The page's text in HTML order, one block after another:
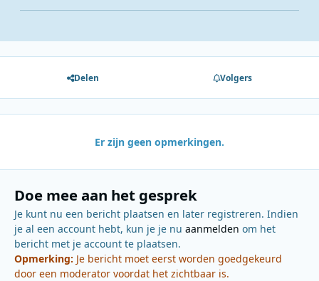
Delen Volgers
Er zijn geen opmerkingen.
Doe mee aan het gesprek
Je kunt nu een bericht plaatsen en later registreren. Indien
je al een account hebt, kun je je nu aanmelden om het
bericht met je account te plaatsen.
Opmerking: Je bericht moet eerst worden goedgekeurd
door een moderator voordat het zichtbaar is.